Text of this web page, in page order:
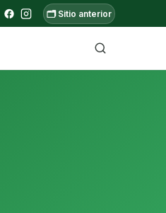
🗂️ Sitio anterior